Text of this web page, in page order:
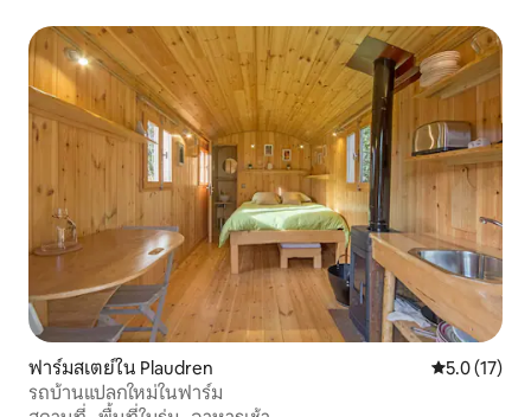
ฟาร์มสเตย์ใน Plaudren คะแนนเฉลี่ย
5.0 (17)
รถบ้านแปลกใหม่ในฟาร์ม